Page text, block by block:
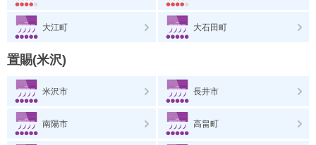
大江町 大石田町
置賜(米沢)
米沢市 長井市
南陽市 高畠町